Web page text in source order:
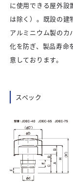
に使用できる屋外
は除く）。既設の建
アルミニウム製のカ
化を防ぎ、製品寿命
意しております。
スペック